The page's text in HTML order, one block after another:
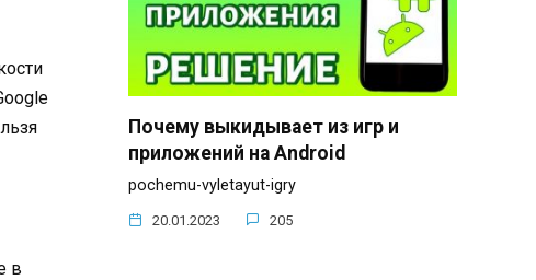
в
Почему выкидывает из игр и
приложений на Android
pochemu-vyletayut-igry
20.01.2023 205